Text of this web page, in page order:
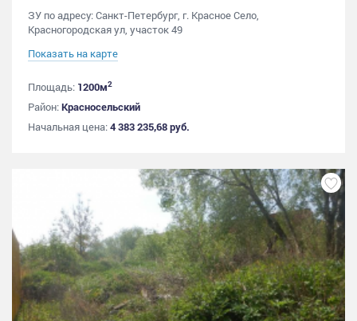
ЗУ по адресу: Санкт-Петербург, г. Красное Село,
Красногородская ул, участок 49
Показать на карте
Площадь: 1200м2
Район:Красносельский
Начальная цена:4 383 235,68 руб.